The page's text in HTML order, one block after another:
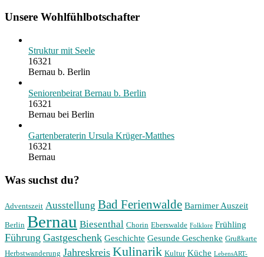
Unsere Wohlfühlbotschafter
Struktur mit Seele
16321
Bernau b. Berlin
Seniorenbeirat Bernau b. Berlin
16321
Bernau bei Berlin
Gartenberaterin Ursula Krüger-Matthes
16321
Bernau
Was suchst du?
Adventszeit Ausstellung Bad Ferienwalde Barnimer Auszeit
Berlin Bernau Biesenthal Chorin Eberswalde Folklore Frühling
Führung Gastgeschenk Geschichte Gesunde Geschenke Grußkarte
Herbstwanderung Jahreskreis Kulinarik Kultur Küche LebensART-